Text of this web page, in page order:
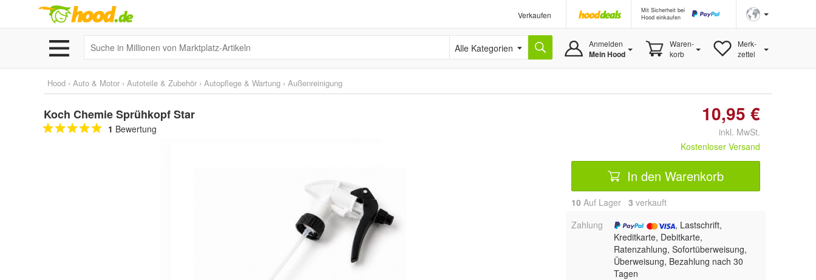
Verkaufen
Mit Sicherheit bei
Hood einkaufen
Alle Kategorien Anmelden
Mein Hood
Waren-
korb
Merk-
zettel
Hood › Auto & Motor › Autoteile & Zubehör › Autopflege & Wartung › Außenreinigung
Koch Chemie Sprühkopf Star
1 Bewertung
10,95 €
inkl. MwSt.
Kostenloser Versand
In den Warenkorb
10 Auf Lager 3 verkauft
Zahlung
, Lastschrift,
Kreditkarte, Debitkarte,
Ratenzahlung, Sofortüberweisung,
Überweisung, Bezahlung nach 30
Tagen